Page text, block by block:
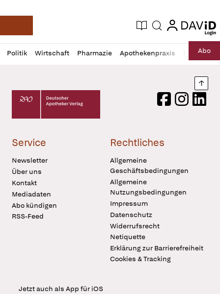
Deutsche Apotheker Zeitung
Aktuelle Ausgabe
Suche login
login
Politik Wirtschaft Pharmazie Apothekenpraxis RechtAbo
Profil
öffnen
Daz
Pur
Deutscher Apotheker Verlag Logo
FacebookInstagram
Service
Newsletter
Über uns
Kontakt
Mediadaten
Abo kündigen
RSS-Feed
Rechtliches
Allgemeine
Geschäftsbedingungen
Allgemeine
Nutzungsbedingungen
Impressum
Datenschutz
Widerrufsrecht
Netiquette
Erklärung zur Barrierefreiheit
Cookies & Tracking
Jetzt auch als App für iOS